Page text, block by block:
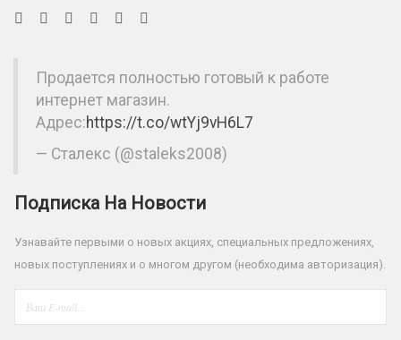
Продается полностью готовый к работе
интернет магазин.
Адрес:https://t.co/wtYj9vH6L7
— Сталекс (@staleks2008)
Подписка На Новости
Узнавайте первыми о новых акциях, специальных предложениях,
новых поступлениях и о многом другом (необходима авторизация).